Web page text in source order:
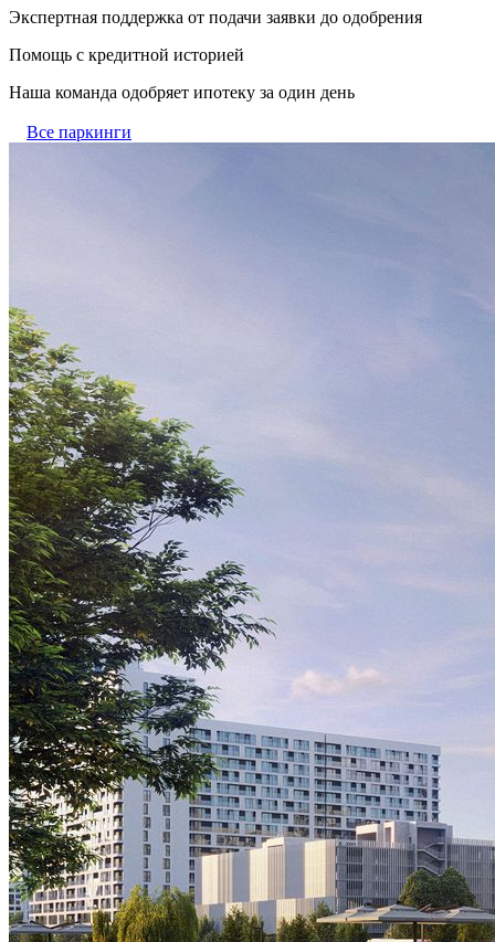
Экспертная поддержка от подачи заявки до одобрения
Помощь с кредитной историей
Наша команда одобряет ипотеку за один день
Все паркинги